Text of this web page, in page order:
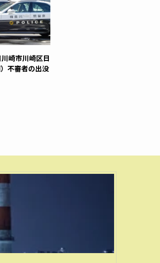
崎市川崎区日
不審者の出没